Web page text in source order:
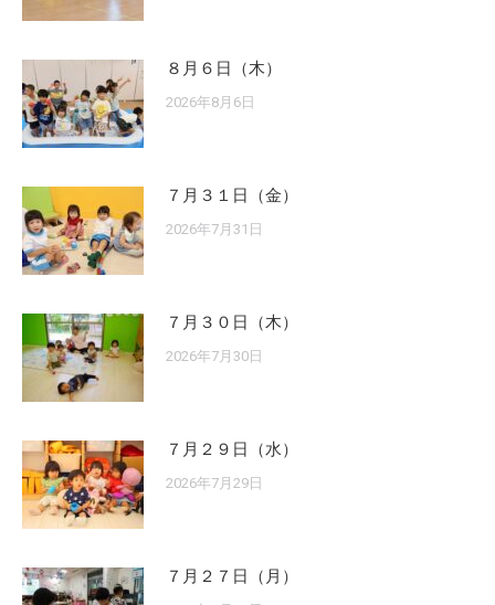
８月６日（木）
2026年8月6日
７月３１日（金）
2026年7月31日
７月３０日（木）
2026年7月30日
７月２９日（水）
2026年7月29日
７月２７日（月）